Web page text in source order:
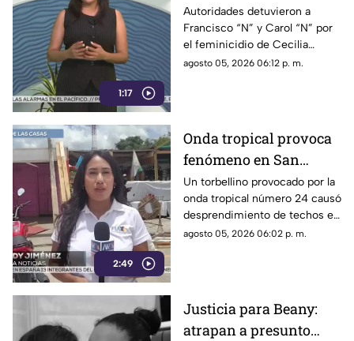
1:17
Comitán: capturan a
dos implicados, una
detención ocurrió en
Jalisco
Autoridades detuvieron a
Francisco “N” y Carol “N” por
el feminicidio de Cecilia
Viviana en Comitán. La Fiscalía
agosto 05, 2026 06:12 p. m.
2:49
Onda tropical provoca
fenómeno en San
Cristóbal: torbellino
desprende techos de
locales y derriba
árboles
Un torbellino provocado por la
onda tropical número 24 causó
desprendimiento de techos en
un mercado y la caída de
agosto 05, 2026 06:02 p. m.
Justicia para Beany:
atrapan a presunto